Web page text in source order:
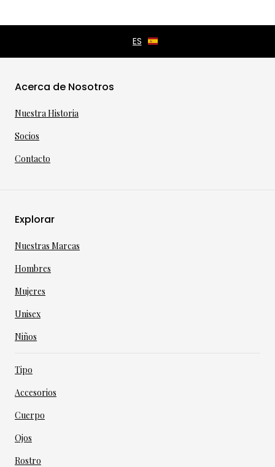
Acerca de Nosotros
Nuestra Historia
Socios
Contacto
Explorar
Nuestras Marcas
Hombres
Mujeres
Unisex
Niños
Tipo
Accesorios
Cuerpo
Ojos
Rostro